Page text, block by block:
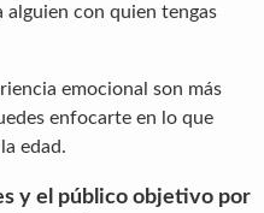
con quien tengas
emocional son más
enfocarte en lo que
edad.
y el público objetivo por